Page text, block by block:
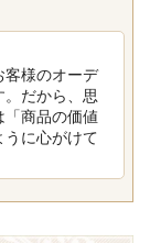
客様のオーデ
。だから、思
「商品の価値
うに心がけて